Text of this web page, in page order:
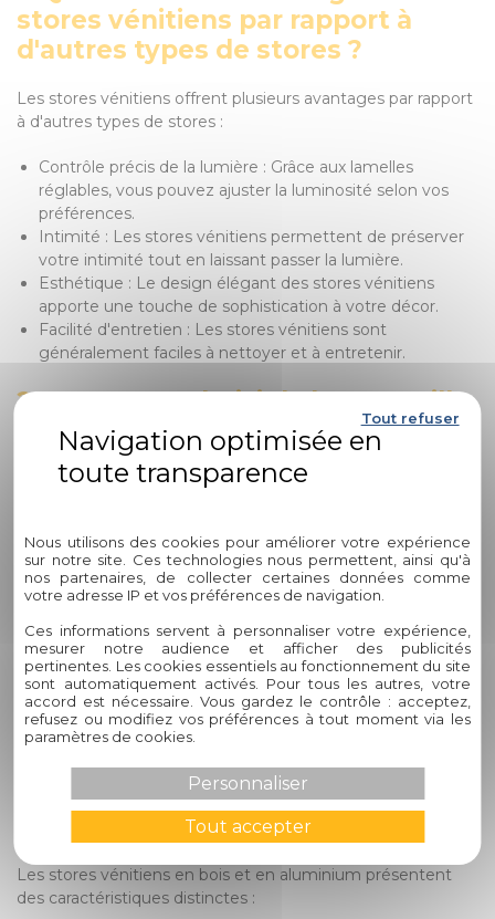
stores vénitiens par rapport à
d'autres types de stores ?
Les stores vénitiens offrent plusieurs avantages par rapport
à d'autres types de stores :
Contrôle précis de la lumière : Grâce aux lamelles
réglables, vous pouvez ajuster la luminosité selon vos
préférences.
Intimité : Les stores vénitiens permettent de préserver
votre intimité tout en laissant passer la lumière.
Esthétique : Le design élégant des stores vénitiens
apporte une touche de sophistication à votre décor.
Facilité d'entretien : Les stores vénitiens sont
généralement faciles à nettoyer et à entretenir.
2. Comment choisir la bonne taille
de stores vénitiens pour mes
fenêtres ?
fenêtres, il est recommandé de :
Prendre des mesures précises de la largeur et de la
hauteur de vos fenêtres.
Consulter un professionnel pour obtenir des conseils sur
les dimensions adaptées à votre espace.
Tenir compte de la façon dont vous souhaitez installer
les stores (à l'intérieur ou à l'extérieur du cadre de la
fenêtre).
3. Quelle est la différence entre
les stores vénitiens en bois et en
Les stores vénitiens en bois et en aluminium présentent
des caractéristiques distinctes :
Nous utilisons des cookies pour améliorer votre expérience
sur notre site. Ces technologies nous permettent, ainsi qu'à
nos partenaires, de collecter certaines données comme
votre adresse IP et vos préférences de navigation.
Ces informations servent à personnaliser votre expérience,
mesurer notre audience et afficher des publicités
pertinentes. Les cookies essentiels au fonctionnement du site
sont automatiquement activés. Pour tous les autres, votre
accord est nécessaire. Vous gardez le contrôle : acceptez,
refusez ou modifiez vos préférences à tout moment via les
paramètres de cookies.
Tout accepter
Tout refuser
Personnaliser